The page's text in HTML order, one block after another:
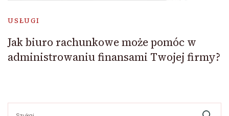
USŁUGI
Jak biuro rachunkowe może pomóc w
administrowaniu finansami Twojej firmy?